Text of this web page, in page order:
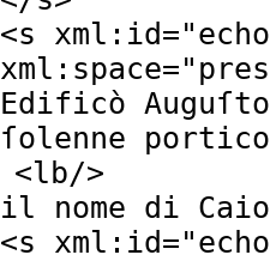
<s xml:id="
xml:space="
Edificò
ſolenne
<lb/>
il nome di
<s xml:id="